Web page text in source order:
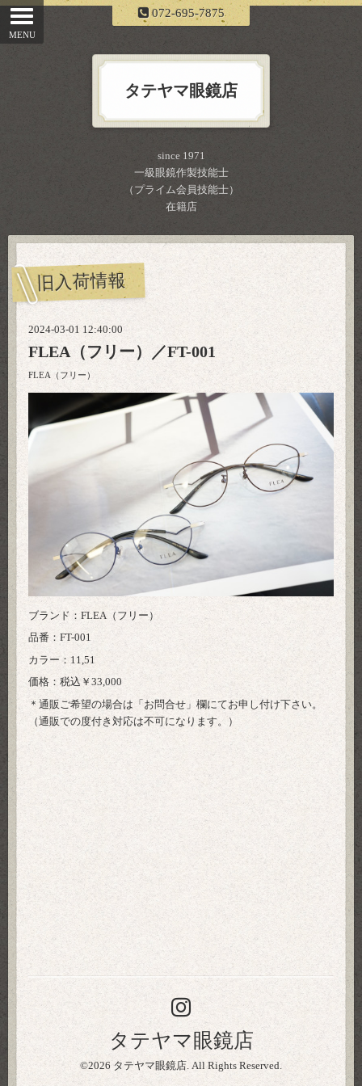
072-695-7875
タテヤマ眼鏡店
since 1971
一級眼鏡作製技能士
（プライム会員技能士）
在籍店
旧入荷情報
2024-03-01 12:40:00
FLEA（フリー）／FT-001
FLEA（フリー）
ブランド：FLEA（フリー）
品番：FT-001
カラー：11,51
価格：税込￥33,000
＊通販ご希望の場合は「 お問合せ 」欄にてお申し付け下さい。
（通販での度付き対応は不可になります。）
タテヤマ眼鏡店
©2026 タテヤマ眼鏡店. All Rights Reserved.